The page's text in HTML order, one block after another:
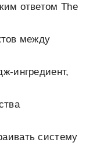
ответом The
между
ингредиент,
систему